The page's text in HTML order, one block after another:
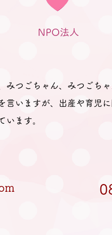
マ・パパ・プレママが参加され
教室」に参加された妊婦さんや
休に入られた妊婦さん、在宅勤
妊娠、ましてや初めての妊娠
分からないことが分からな
」とのお返事。 そのため、
、出産を経て多胎育児真っ最
NPO法人
つごちゃん、みつごち
言いますが、出産や育児
います。